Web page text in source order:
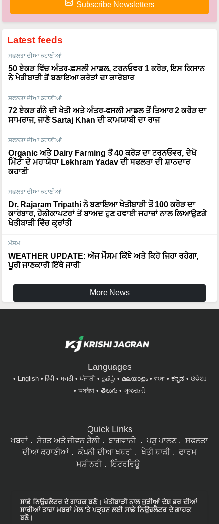
Subscribe Newsletters
Latest feeds
ਸਫਲਤਾ ਦੀਆ ਕਹਾਣੀਆਂ
50 ਏਕੜ ਵਿੱਚ ਅੰਤਰ-ਫ਼ਸਲੀ ਮਾਡਲ, ਟਰਨਓਵਰ 1 ਕਰੋੜ, ਇਸ ਕਿਸਾਨ
ਨੇ ਖੇਤੀਬਾੜੀ ਤੋਂ ਬਣਾਇਆ ਕਰੋੜਾਂ ਦਾ ਕਾਰੋਬਾਰ
ਸਫਲਤਾ ਦੀਆ ਕਹਾਣੀਆਂ
72 ਏਕੜ ਗੰਨੇ ਦੀ ਖੇਤੀ ਅਤੇ ਅੰਤਰ-ਫਸਲੀ ਮਾਡਲ ਤੋਂ ਤਿਆਰ 2 ਕਰੋੜ ਦਾ
ਸਾਮਰਾਜ, ਜਾਣੋ Sartaj Khan ਦੀ ਕਾਮਯਾਬੀ ਦਾ ਰਾਜ
ਸਫਲਤਾ ਦੀਆ ਕਹਾਣੀਆਂ
Organic ਅਤੇ Dairy Farming ਤੋਂ 40 ਕਰੋੜ ਦਾ ਟਰਨਓਵਰ, ਦੇਖੋ
ਮਿੱਟੀ ਦੇ ਮਹਾਯੋਧਾ Lekhram Yadav ਦੀ ਸਫਲਤਾ ਦੀ ਸ਼ਾਨਦਾਰ
ਕਹਾਣੀ
ਸਫਲਤਾ ਦੀਆ ਕਹਾਣੀਆਂ
Dr. Rajaram Tripathi ਨੇ ਬਣਾਇਆ ਖੇਤੀਬਾੜੀ ਤੋਂ 100 ਕਰੋੜ ਦਾ
ਕਾਰੋਬਾਰ, ਹੈਲੀਕਾਪਟਰਾਂ ਤੋਂ ਬਾਅਦ ਹੁਣ ਹਵਾਈ ਜਹਾਜ਼ਾਂ ਨਾਲ ਲਿਆਉਣਗੇ
ਖੇਤੀਬਾੜੀ ਵਿੱਚ ਕ੍ਰਾਂਤੀ
ਮੌਸਮ
WEATHER UPDATE: ਅੱਜ ਮੌਸਮ ਕਿੱਥੇ ਅਤੇ ਕਿਹੋ ਜਿਹਾ ਰਹੇਗਾ,
ਪੂਰੀ ਜਾਣਕਾਰੀ ਇੱਥੇ ਜਾਰੀ
More News
Languages
English हिंदी मराठी ਪੰਜਾਬੀ தமிழ் മലയാളം বাংলা ಕನ್ನಡ
ଓଡିଆ
অসমীয়া
తెలుగు ગુજરાતી
Quick Links
ਖਬਰਾਂ ਸੇਹਤ ਅਤੇ ਜੀਵਨ ਸ਼ੈਲੀ ਬਾਗਵਾਨੀ ਪਸ਼ੂ ਪਾਲਣ
ਸਫਲਤਾ
ਦੀਆ ਕਹਾਣੀਆਂ
ਕੰਪਨੀ ਦੀਆ ਖਬਰਾਂ ਖੇਤੀ ਬਾੜੀ
ਫਾਰਮ
ਮਸ਼ੀਨਰੀ
ਇੰਟਰਵਿਊ
ਸਾਡੇ ਨਿਉਜ਼ਲੈਟਰ ਦੇ ਗਾਹਕ ਬਣੋ। ਖੇਤੀਬਾੜੀ ਨਾਲ ਜੁੜੀਆਂ ਦੇਸ਼ ਭਰ ਦੀਆਂ
ਸਾਰੀਆਂ ਤਾਜ਼ਾ ਖ਼ਬਰਾਂ ਮੇਲ 'ਤੇ ਪੜ੍ਹਨ ਲਈ ਸਾਡੇ ਨਿਉਜ਼ਲੈਟਰ ਦੇ ਗਾਹਕ
ਬਣੋ।